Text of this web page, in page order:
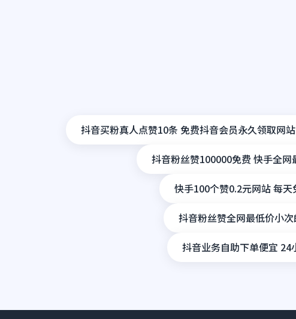
抖音买粉真人点赞10条 免费抖音会员永久领取网站
抖音粉丝赞100000免费 快手全网
快手100个赞0.2元网站 每
抖音粉丝赞全网最低价小
抖音业务自助下单便宜 24